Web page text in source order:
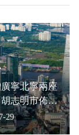
寧北寧兩座
志明市佈局
29